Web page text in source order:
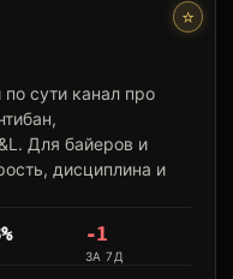
⭐
сути канал про
Для байеров и
дисциплина и
-1
ЗА 7Д